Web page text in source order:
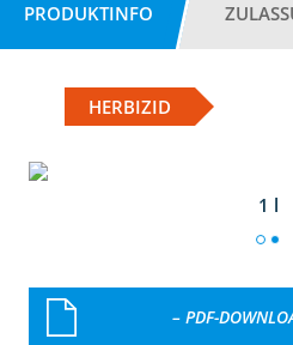
PRODUKTINFO
HERBIZID
1 l
– PDF-